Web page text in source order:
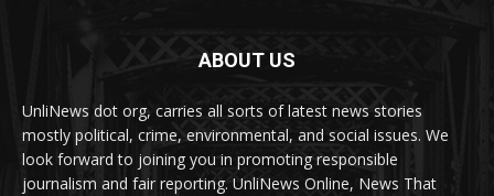
ABOUT US
UnliNews dot org, carries all sorts of latest news stories
mostly political, crime, environmental, and social issues. We
look forward to joining you in promoting responsible
journalism and fair reporting. UnliNews Online, News That